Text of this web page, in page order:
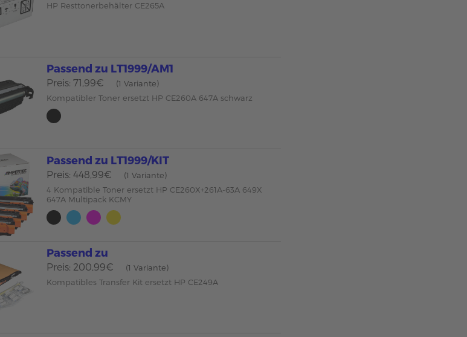
HP Resttonerbehälter CE265A
Passend zu LT1999/AM1
Preis: 71,99€
(1 Variante)
Kompatibler Toner ersetzt HP CE260A 647A schwarz
Passend zu LT1999/KIT
Preis: 448,99€
(1 Variante)
4 Kompatible Toner ersetzt HP CE260X+261A-63A 649X
647A Multipack KCMY
Passend zu
Preis: 200,99€
(1 Variante)
Kompatibles Transfer Kit ersetzt HP CE249A